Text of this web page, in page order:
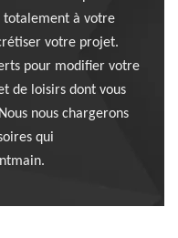
totalement à votre
votre projet.
pour modifier votre
de loisirs dont vous
nous chargerons
qui